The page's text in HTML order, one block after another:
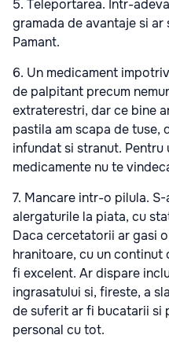
5. Teleportarea. Intr-
gramada de avantaje si
Pamant.
6. Un medicament
de palpitant precum
extraterestri, dar ce bine
pastila am scapa de tuse,
infundat si stranut. Pentru
medicamente nu te
7. Mancare intr-o pilula.
alergaturile la piata, cu
Daca cercetatorii ar gasi
hranitoare, cu un continut
fi excelent. Ar dispare
ingrasatului si, fireste, a
de suferit ar fi bucatarii si
personal cu tot.